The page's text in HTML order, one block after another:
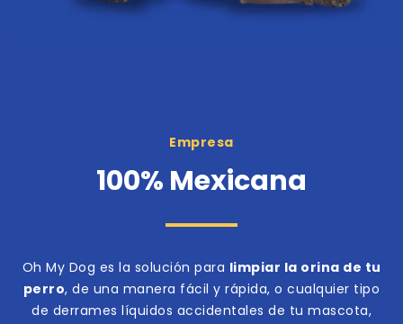
Empresa
100% Mexicana
Oh My Dog es la solución para limpiar la orina de tu
perro, de una manera fácil y rápida, o cualquier tipo
de derrames líquidos accidentales de tu mascota,